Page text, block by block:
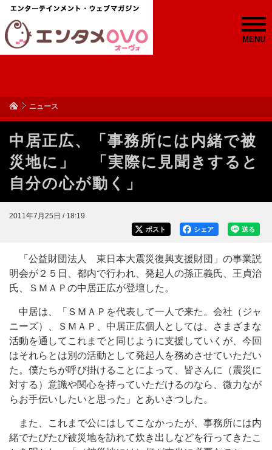
MENU
ニュース
中居正広、「事務所には内緒で被
災地に」 「実際に見聞きすると
自分の心が動く」
2011年7月25日 / 18:19
送る
シェア
ポスト
「公益財団法人 東日本大震災復興支援財団」の事業説
明会が２５日、都内で行われ、発起人の孫正義氏、王貞治
氏、ＳＭＡＰの中居正広が登壇した。
中居は、「ＳＭＡＰを代表して一人で来た。会社（ジャ
ニーズ）、ＳＭＡＰ、中居正広個人としては、さまざまな
活動を通してこれまでと同じように支援していくが、今回
はそれらとは別の活動として発起人を務めさせていただい
た。僕たちが呼び掛けることによって、皆さんに（震災に
対する）意識や関心を持っていただけるのなら、微力なが
らお手伝いしたいと思った」とあいさつした。
また、これまで公にはしてこなかったが、事務所には内
緒でたびたび被災地を訪れて炊き出しなどを行ってきたこ